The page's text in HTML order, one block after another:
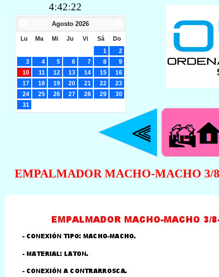
LLAMAR AL TELEFONO
EMPALMADOR MACHO-MACHO 3/8
4:42:23
Agosto 2026
Lu Ma Mi Ju Vi Sá
Do
1
2
3
4 5 6 7 8
9
10
11 12 13 14 15
16
17
18 19 20 21 22
23
24
25 26 27 28 29
30
31